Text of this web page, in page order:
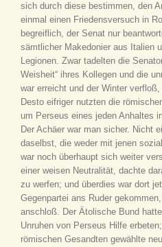
sich durch diese bestimmen, den
einmal einen Friedensversuch in
begreiflich, der Senat nur
sämtlicher Makedonier aus Italien
Legionen. Zwar tadelten die
Weisheit“ ihres Kollegen und die
war erreicht und der Winter
Desto eifriger nutzten die
um Perseus eines jeden Anhaltes
Der Achäer war man sicher. Nicht
daselbst, die weder mit jenen
war noch überhaupt sich weiter
einer weisen Neutralität, dachte
zu werfen; und überdies war dort
Gegenpartei ans Ruder
anschloß. Der Ätolische Bund
Unruhen von Perseus Hilfe
römischen Gesandten gewählte